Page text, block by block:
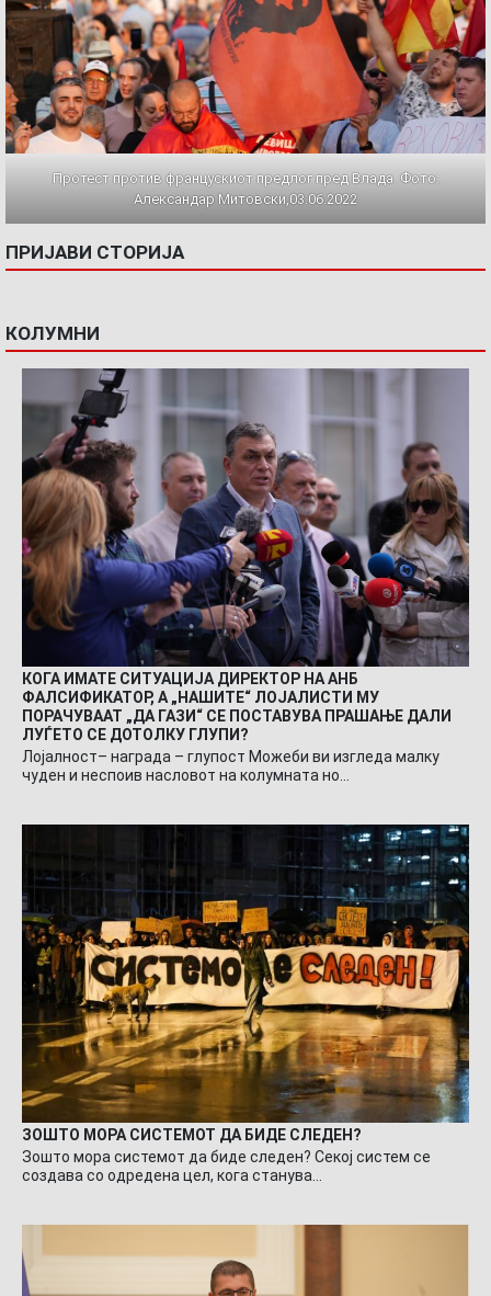
Протест против францускиот предлог пред Влада. Фото:
Александар Митовски,03.06.2022
ПРИЈАВИ СТОРИЈА
КОЛУМНИ
КОГА ИМАТЕ СИТУАЦИЈА ДИРЕКТОР НА АНБ
ФАЛСИФИКАТОР, А „НАШИТЕ“ ЛОЈАЛИСТИ МУ
ПОРАЧУВААТ „ДА ГАЗИ“ СЕ ПОСТАВУВА ПРАШАЊЕ ДАЛИ
ЛУЃЕТО СЕ ДОТОЛКУ ГЛУПИ?
Лојалност– награда – глупост Можеби ви изгледа малку
чуден и неспоив насловот на колумната но…
ЗОШТО МОРА СИСТЕМОТ ДА БИДЕ СЛЕДЕН?
Зошто мора системот да биде следен? Секој систем се
создава со одредена цел, кога станува…